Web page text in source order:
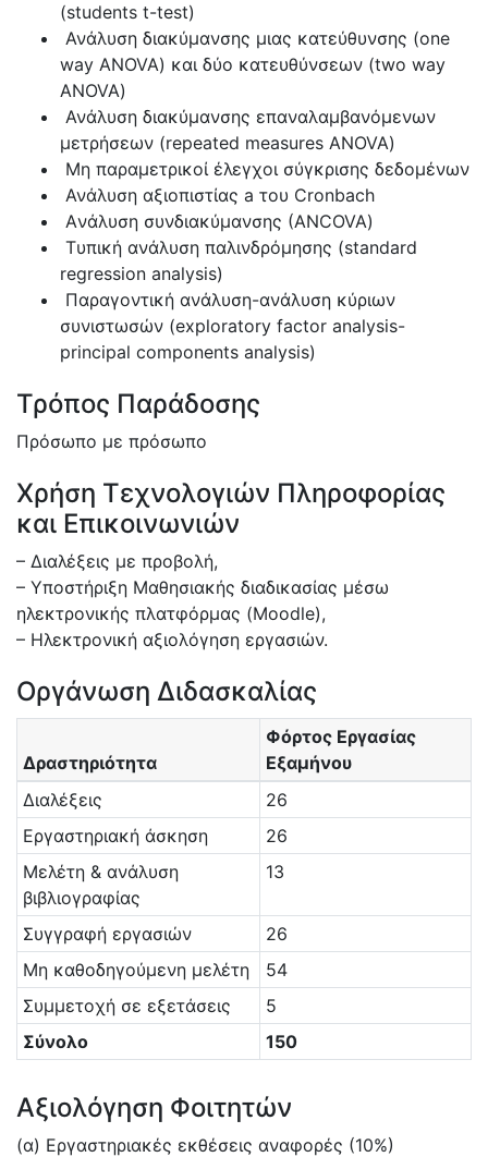
(students t-test)
Ανάλυση διακύμανσης μιας κατεύθυνσης (οne
way ANOVA) και δύο κατευθύνσεων (two way
ANOVA)
Ανάλυση διακύμανσης επαναλαμβανόμενων
μετρήσεων (repeated measures ANOVA)
Μη παραμετρικοί έλεγχοι σύγκρισης δεδομένων
Ανάλυση αξιοπιστίας a του Cronbach
Aνάλυση συνδιακύμανσης (ΑΝCOVA)
Tυπική ανάλυση παλινδρόμησης (standard
regression analysis)
Παραγοντική ανάλυση-ανάλυση κύριων
συνιστωσών (exploratory factor analysis-
principal components analysis)
Τρόπος Παράδοσης
Πρόσωπο με πρόσωπο
Χρήση Τεχνολογιών Πληροφορίας
και Επικοινωνιών
– Διαλέξεις με προβολή,
– Υποστήριξη Μαθησιακής διαδικασίας μέσω
ηλεκτρονικής πλατφόρμας (Moodle),
– Ηλεκτρονική αξιολόγηση εργασιών.
Οργάνωση Διδασκαλίας
Δραστηριότητα
Φόρτος Εργασίας
Εξαμήνου
Διαλέξεις
26
Εργαστηριακή άσκηση
26
Μελέτη & ανάλυση
βιβλιογραφίας
13
Συγγραφή εργασιών
26
Μη καθοδηγούμενη μελέτη
54
Συμμετοχή σε εξετάσεις
5
Σύνολο
150
Αξιολόγηση Φοιτητών
(α) Εργαστηριακές εκθέσεις αναφορές (10%)